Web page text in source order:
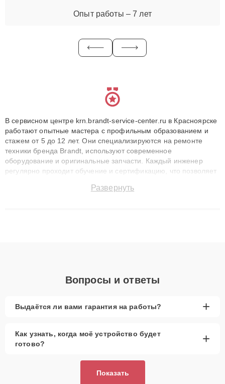
Опыт работы – 7 лет
В сервисном центре krn.brandt-service-center.ru в Красноярске
работают опытные мастера с профильным образованием и
стажем от 5 до 12 лет. Они специализируются на ремонте
техники бренда Brandt, используют современное
оборудование и оригинальные запчасти. Каждый инженер
регулярно проходит обучение и сертификацию, что позволяет
технику с сохранением гарантии до 3 лет. Наши мастера
Развернуть
Вопросы и ответы
Выдаётся ли вами гарантия на работы? +
Как узнать, когда моё устройство будет
готово?
+
Показать